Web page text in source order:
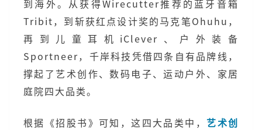
到海外。从获得Wirecutter推荐的蓝牙音箱
Tribit，到斩获红点设计奖的马克笔Ohuhu，
再到儿童耳机iClever、户外装备
Sportneer，千岸科技凭借四条自有品牌线，
撑起了艺术创作、数码电子、运动户外、家居
庭院四大品类。
根据《招股书》可知，这四大品类中，
艺术创